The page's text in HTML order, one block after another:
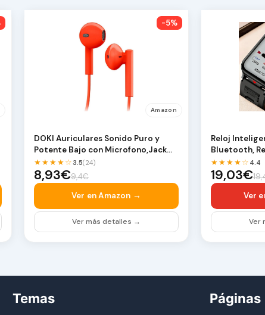
-5%
Amazon
DOKI Auriculares Sonido Puro y
Potente Bajo con Microfono,Jack
3.5mm (Rojo)
★★★★☆3.5(24)
8,93€9,4€
Ver en Amazon →
Ver más detalles →
Reloj
Bluetooth,
Reloj
★★★★☆ 4.4
19,03€
Ver
Ver
Temas Páginas